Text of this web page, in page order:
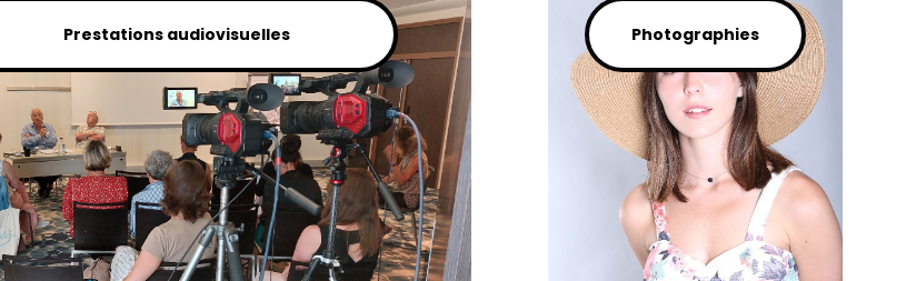
Prestations audiovisuelles Photographies